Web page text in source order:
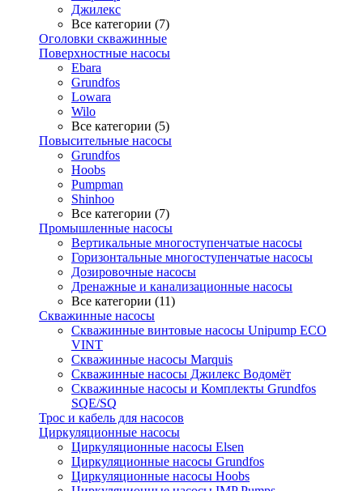
Джилекс
Все категории (7)
Оголовки скважинные
Поверхностные насосы
Ebara
Grundfos
Lowara
Wilo
Все категории (5)
Повысительные насосы
Grundfos
Hoobs
Pumpman
Shinhoo
Все категории (7)
Промышленные насосы
Вертикальные многоступенчатые насосы
Горизонтальные многоступенчатые насосы
Дозировочные насосы
Дренажные и канализационные насосы
Все категории (11)
Скважинные насосы
Скважинные винтовые насосы Unipump ECO
VINT
Скважинные насосы Marquis
Скважинные насосы Джилекс Водомёт
Скважинные насосы и Комплекты Grundfos
SQE/SQ
Трос и кабель для насосов
Циркуляционные насосы
Циркуляционные насосы Elsen
Циркуляционные насосы Grundfos
Циркуляционные насосы Hoobs